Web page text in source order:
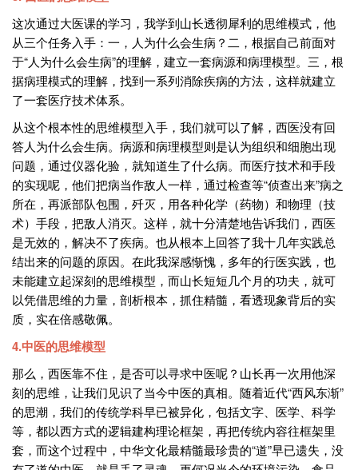
这次通过大医课的学习，我学到山长透彻犀利的思维模式，他
从三个任务入手：一，人为什么会生病？二，根据自己前面对
于“人为什么会生病”的理解，建立一套病源和病理模型。三，根
据病理模式的理解，找到一系列消除疾病的方法，这样就建立
了一套医疗技术体系。
从这个根本性的思维模型入手，我们就可以了解，西医没有回
答人为什么会生病。病源和病理模型则是认为组织和细胞出现
问题，通过仪器化验，就知道生了什么病。而医疗技术和手段
的实现呢，他们把病当作敌人一样，通过检查等“侦查出来”病之
所在，再派部队包围，歼灭，用各种化学（药物）和物理（技
术）手段，把敌人消灭。这样，就十分清楚地告诉我们，西医
是无效的，解决不了疾病。也从根本上回答了我十几年实践总
结出来的问题的原因。在此我深感惭愧，多年的行医实践，也
未能建立起深刻的思维模型，而山长短短几个月的功夫，就可
以凭借思维的力量，剖析根本，抓住精髓，看透现象背后的实
质，实在倍感敬佩。
4.中医的思维模型
那么，西医靠不住，是否可以寻求中医呢？山长再一次用他深
刻的思维，让我们见识了当今中医的真相。随着近代“西风东渐”
的思潮，我们的传统学科早已被异化，包括文字、医学、科学
等，都以西方式的逻辑建构理论框架，再把传统内容往框架里
套，而这个过程中，中华文化最精髓最珍贵的“道”早已遗失，没